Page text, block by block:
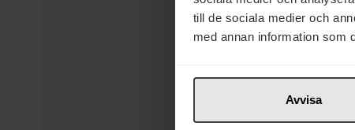
till de sociala medier och
med annan information som
Avvisa
Albert Ménès Fyra
Kryddor 75g